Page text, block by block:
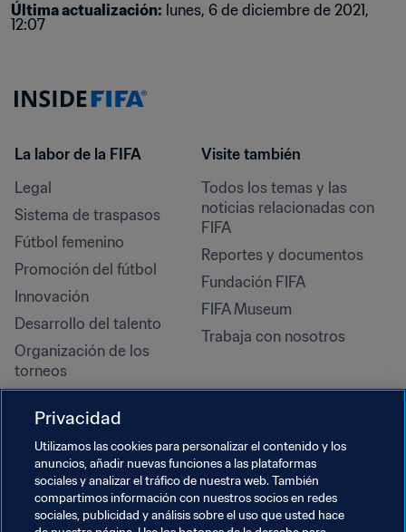
Última actualización: lunes, 6 de diciembre de 2021,
12:07
La labor de la FIFA
Legal
Sistema de traspasos
Fútbol femenino
Promoción del fútbol
Innovación
Desarrollo del talento
Organización de los
torneos
Derechos humanos y lucha
contra la discriminación
Salud y atención médica
Iniciativas educativas
Visite también
Todos los temas y las
noticias relacionadas con
FIFA
Reportes y documentos
Fundación FIFA
FIFA Museum
Trabaja con nosotros
Privacidad
Utilizamos las cookies para personalizar el contenido y los
anuncios, añadir nuevas funciones a las plataformas
sociales y analizar el tráfico de nuestra web. También
compartimos información con nuestros socios en redes
sociales, publicidad y análisis sobre el uso que usted hace